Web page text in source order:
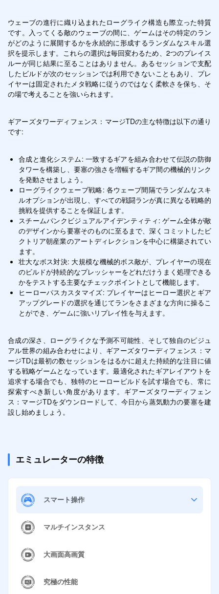
ウェーブの進行に織り込まれたローグライク構造も際立った特質
です。入ってくる敵のウェーブの間に、ゲームはその特定のラン
がどのように展開するかを永続的に形成するランダムなスキル選
択を提示します。これらの選択は毎回変わるため、2つのプレイス
ルーが同じ結果に至ることはありません。あるセッションで支配
したビルドが次のセッションでは利用できないこともあり、プレ
イヤーは固定されたメタ戦略に従うのではなく柔軟さを保ち、そ
の場で考えることを強いられます。
ギアーズタワーディフェンス：マージTDの主な特徴は以下の通り
です:
合成と進化システム: 一致するギアを組み合わせて伝説の防御
タワーを構築し、要塞の強さを増幅するギア間の機械的リンク
を発動させましょう。
ローグライクウェーブ戦略: 各ウェーブ間隔でランダムなスキ
ルオプションが出現し、すべての戦闘ランが真に異なる戦略的
挑戦を提供することを保証します。
スチームパンクビジュアルアイデンティティ: ゲーム全体が敵
のデザインから要塞そのものに至るまで、深くコミットしたビ
クトリア朝産業のアートディレクションを中心に構築されてい
ます。
壮大なボス対決: 大規模な機械的ボス敵が、プレイヤーの現在
のビルドが持続的なプレッシャーをどれだけうまく処理できる
かをテストする主要なチェックポイントとして機能します。
ヒーローパスカスタマイズ: プレイヤーはヒーロー選択とギア
アップグレードの選択を通じてランをさまざまな方向に操るこ
とができ、ゲームに強いリプレイ性を与えます。
合成の深さ、ローグライクな予測不可能性、そして独自のビジュ
アル世界の組み合わせにより、ギアーズタワーディフェンス：マ
ージTDは最初の数セッションをはるかに超えた持続的な注目に値
する戦略ゲームとなっています。最適化されたギアレイアウトを
追求する場合でも、独特のヒーロービルドを試す場合でも、常に
探索すべき新しい角度があります。ギアーズタワーディフェン
ス：マージTDをダウンロードして、今日から蒸気動力の要塞を建
設し始めましょう。
エミュレーターの特徴
スマート操作
マルチインスタンス
大画面高画質
究極の性能